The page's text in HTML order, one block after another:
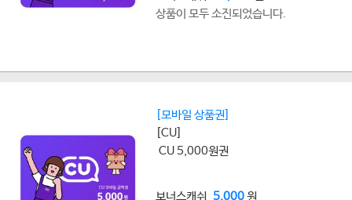
상품이 모두 소진되었습니다.
[모바일 상품권]
[CU]
CU 5,000원권
보너스캐쉬 5,000원